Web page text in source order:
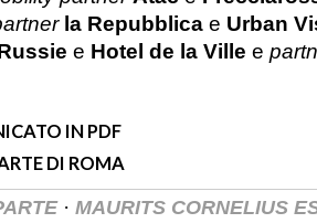
la Repubblica e Urban
e Hotel de la Ville e
IN PDF
DI ROMA
· MAURITS CORNELIUS